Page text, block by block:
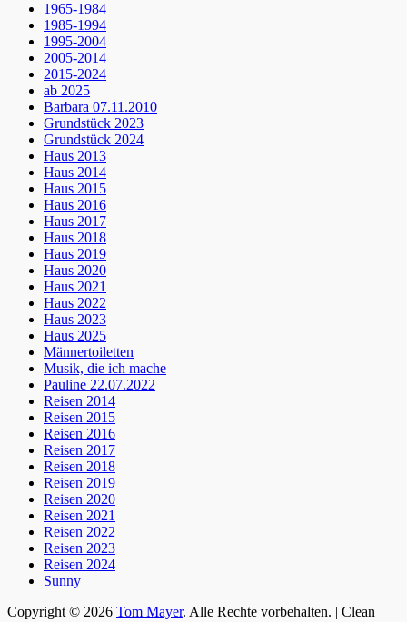
1965-1984
1985-1994
1995-2004
2005-2014
2015-2024
ab 2025
Barbara 07.11.2010
Grundstück 2023
Grundstück 2024
Haus 2013
Haus 2014
Haus 2015
Haus 2016
Haus 2017
Haus 2018
Haus 2019
Haus 2020
Haus 2021
Haus 2022
Haus 2023
Haus 2025
Männertoiletten
Musik, die ich mache
Pauline 22.07.2022
Reisen 2014
Reisen 2015
Reisen 2016
Reisen 2017
Reisen 2018
Reisen 2019
Reisen 2020
Reisen 2021
Reisen 2022
Reisen 2023
Reisen 2024
Sunny
Copyright © 2026 Tom Mayer. Alle Rechte vorbehalten. | Clean